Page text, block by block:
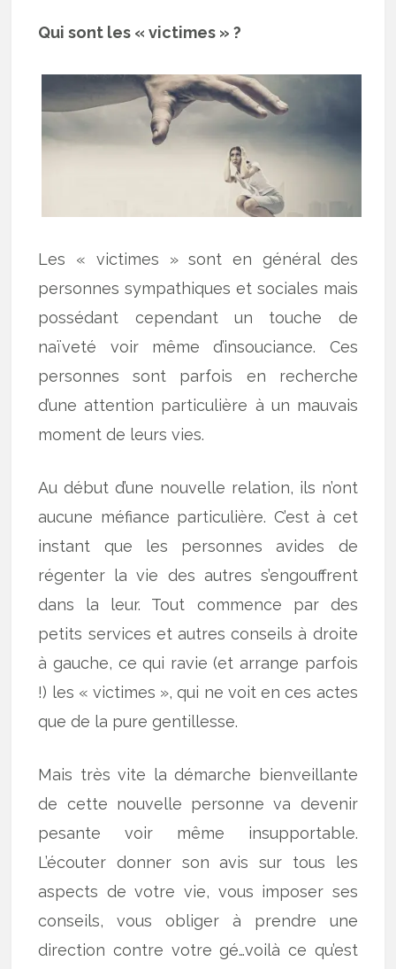
Qui sont les « victimes » ?
Les « victimes » sont en général des
personnes sympathiques et sociales mais
possédant cependant un touche de
naïveté voir même d’insouciance. Ces
personnes sont parfois en recherche
d’une attention particulière à un mauvais
moment de leurs vies.
Au début d’une nouvelle relation, ils n’ont
aucune méfiance particulière. C’est à cet
instant que les personnes avides de
régenter la vie des autres s’engouffrent
dans la leur. Tout commence par des
petits services et autres conseils à droite
à gauche, ce qui ravie (et arrange parfois
!) les « victimes », qui ne voit en ces actes
que de la pure gentillesse.
Mais très vite la démarche bienveillante
de cette nouvelle personne va devenir
pesante voir même insupportable.
L’écouter donner son avis sur tous les
aspects de votre vie, vous imposer ses
conseils, vous obliger à prendre une
direction contre votre gé…voilà ce qu’est